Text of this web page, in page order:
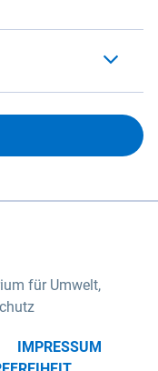
für Umwelt,
IMPRESSUM